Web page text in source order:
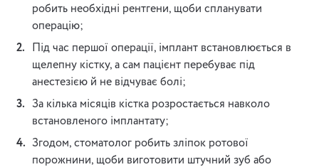
робить необхідні рентгени, щоби спланувати
операцію;
Під час першої операції, імплант встановлюється в
щелепну кістку, а сам пацієнт перебуває під
анестезією й не відчуває болі;
За кілька місяців кістка розростається навколо
встановленого імплантату;
Згодом, стоматолог робить зліпок ротової
порожнини, щоби виготовити штучний зуб або